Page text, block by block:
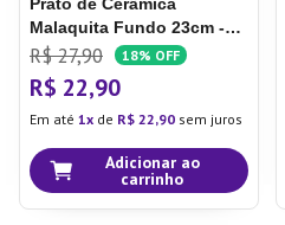
Malaquita Fundo 23cm -
Oxford
R$ 27,90 18% OFF
R$ 22,90
Em até 1 de R$ 22,90 sem juros
Adicionar ao
carrinho